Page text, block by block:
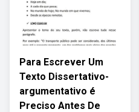
Para Escrever Um
Texto Dissertativo-
argumentativo é
Preciso Antes De